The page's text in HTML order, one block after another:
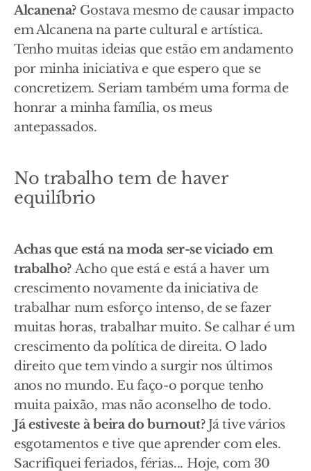
Alcanena? Gostava mesmo de causar impacto
em Alcanena na parte cultural e artística.
Tenho muitas ideias que estão em andamento
por minha iniciativa e que espero que se
concretizem. Seriam também uma forma de
honrar a minha família, os meus
antepassados.
No trabalho tem de haver
equilíbrio
Achas que está na moda ser-se viciado em
trabalho? Acho que está e está a haver um
crescimento novamente da iniciativa de
trabalhar num esforço intenso, de se fazer
muitas horas, trabalhar muito. Se calhar é um
crescimento da política de direita. O lado
direito que tem vindo a surgir nos últimos
anos no mundo. Eu faço-o porque tenho
muita paixão, mas não aconselho de todo.
Já estiveste à beira do burnout? Já tive vários
esgotamentos e tive que aprender com eles.
Sacrifiquei feriados, férias... Hoje, com 30